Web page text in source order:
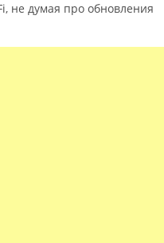
не думая про обновления